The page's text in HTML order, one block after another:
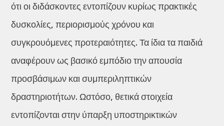
ότι οι διδάσκοντες εντοπίζουν κυρίως πρακτικές
δυσκολίες, περιορισμούς χρόνου και
συγκρουόμενες προτεραιότητες. Τα ίδια τα παιδιά
αναφέρουν ως βασικό εμπόδιο την απουσία
προσβάσιμων και συμπεριληπτικών
δραστηριοτήτων. Ωστόσο, θετικά στοιχεία
εντοπίζονται στην ύπαρξη υποστηρικτικών